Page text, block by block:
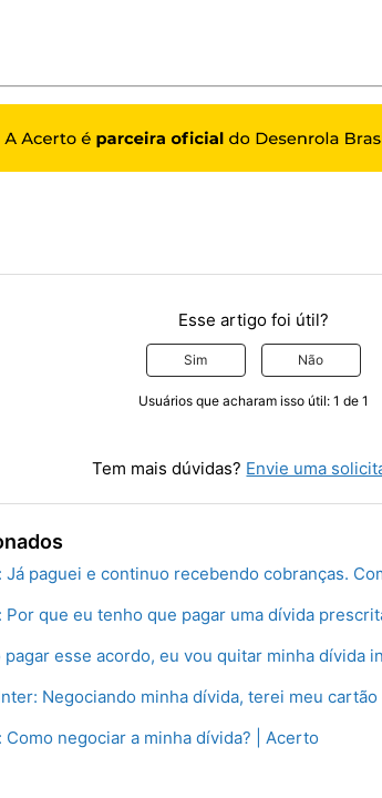
Esse artigo foi útil?
Sim Não
Usuários que acharam isso útil: 1 de 1
Tem mais dúvidas? Envie uma
Já paguei e continuo recebendo cobranças.
Por que eu tenho que pagar uma dívida
pagar esse acordo, eu vou quitar minha dívida
Negociando minha dívida, terei meu
Como negociar a minha dívida? | Acerto